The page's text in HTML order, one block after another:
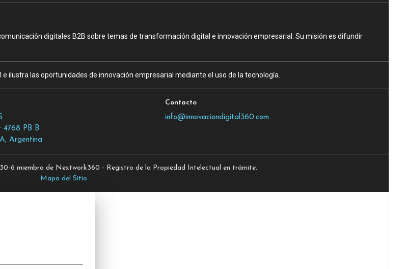
digitales B2B sobre temas de transformación digital e innovación empresarial. Su misión es difundir
ilustra las oportunidades de innovación empresarial mediante el uso de la tecnología.
4768 PB B
Argentina
Contacto
info@innovaciondigital360.com
6 miembro de Nextwork360 - Registro de la Propiedad Intelectual en trámite.
Mapa del Sitio